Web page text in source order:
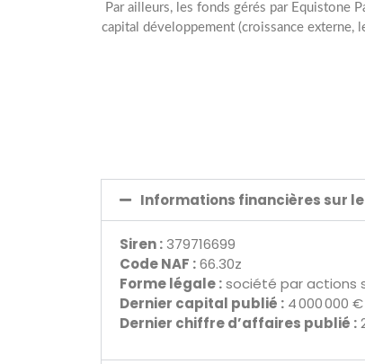
Par ailleurs, les fonds gérés par Equistone
capital développement (croissance
Informations financières sur
Siren : 379716699
Code NAF :66.30z
Forme légale :société par actions
Dernier capital publié : 4 000 000 €
Dernier chiffre d’affaires publié :